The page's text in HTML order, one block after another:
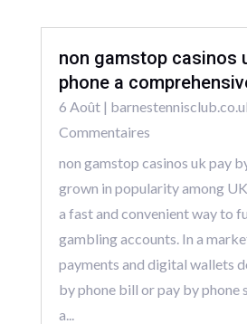
non gamstop casinos
phone a
6 Août|
Commentaires
non gamstop casinos uk pay
grown in popularity among
a fast and convenient way to
gambling accounts. In a
payments and digital wallets
by phone bill or pay by phone
a...